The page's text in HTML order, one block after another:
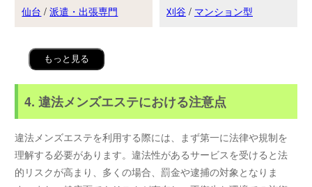
仙台 /派遣・出張専門 刈谷 / マンション型
もっと見る
4. 違法メンズエステにおける注意点
違法メンズエステを利用する際には、まず第一に法律や規制を
理解する必要があります。違法性があるサービスを受けると法
的リスクが高まり、多くの場合、罰金や逮捕の対象となりま